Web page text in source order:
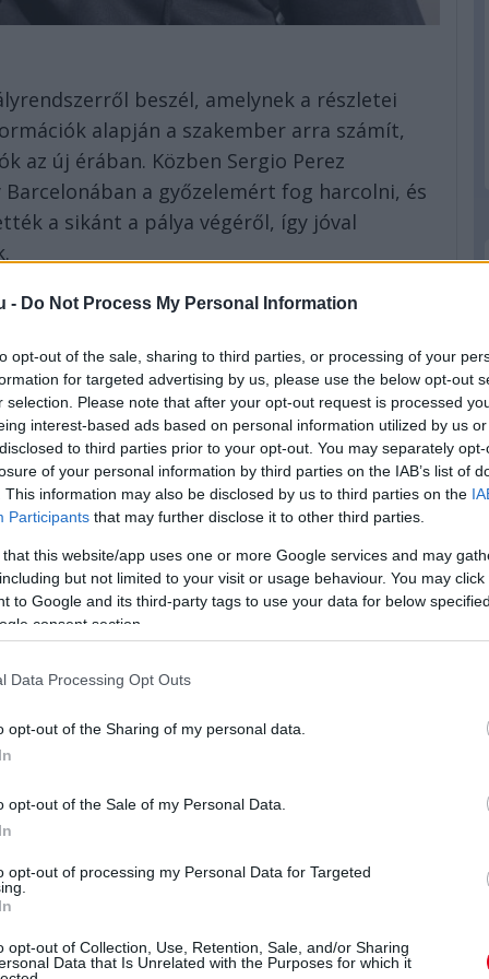
- Do Not Process My Personal Information
opt-out of the sale, sharing to third parties, or processing of your
for targeted advertising by us, please use the below opt-out
selection. Please note that after your opt-out request is processed
interest-based ads based on personal information utilized by us
to third parties prior to your opt-out. You may separately
of your personal information by third parties on the IAB’s list of
This information may also be disclosed by us to third parties on the
Participants that may further disclose it to other third parties.
that this website/app uses one or more Google services and may
but not limited to your visit or usage behaviour. You may
to Google and its third-party tags to use your data for below
consent section.
Data Processing Opt Outs
opt-out of the Sharing of my personal data.
opt-out of the Sale of my Personal Data.
opt-out of processing my Personal Data for Targeted
opt-out of Collection, Use, Retention, Sale, and/or Sharing
Data that Is Unrelated with the Purposes for which it
beszél, amelynek a részletei
alapján a szakember arra számít,
az új érában. Közben Sergio Perez
a győzelemért fog harcolni, és
a sikánt a pálya végéről, így jóval
a Red Bull bejelentette, hogy két évvel
így a mexikói egészen 2024 végéig az
a 35 éves kimaradás után először
lesz szükség, hogy a kormányzati ígéretnek
a futam előtt) megszűnjön a közösségi
as versenyre váltott jegyek érvényesek
A száguldó cirkusz a feje tetejére állt
versenyhelyszíneken kvalifikációs
A többség támogatta az ötletet,
lett volna szükség.
tesztelt egy hathengeres motort, amely
2021-től – árulta el Fritz Enzinger, a
mivel a márka a Formula-E-t
pedig elvetették.
rendőrségen zsarolás ügyében. Egy
korábban zaklatta őt. A nő most pénzt
jogi képviselői pedig
a versenyző jó hírnevének megőrzése